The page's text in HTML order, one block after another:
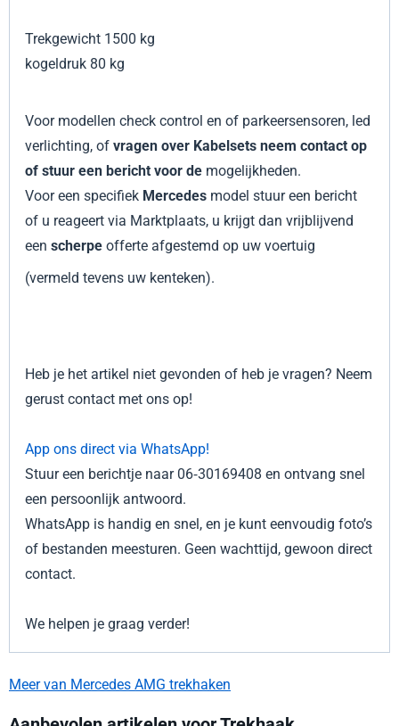
Trekgewicht 1500 kg
kogeldruk 80 kg
Voor modellen check control en of parkeersensoren, led
verlichting, ofvragen over Kabelsets neem contact op
of stuur een bericht voor de mogelijkheden.
Voor een specifiek Mercedes model stuur een bericht
of u reageert via Marktplaats, u krijgt dan vrijblijvend
een scherpe offerte afgestemd op uw voertuig
(vermeld tevens uw kenteken).
Heb je het artikel niet gevonden of heb je vragen? Neem
gerust contact met ons op!
App ons direct via WhatsApp!
Stuur een berichtje naar 06‑30169408 en ontvang snel
een persoonlijk antwoord.
WhatsApp is handig en snel, en je kunt eenvoudig foto’s
of bestanden meesturen. Geen wachttijd, gewoon direct
contact.
We helpen je graag verder!
Meer van Mercedes AMG trekhaken